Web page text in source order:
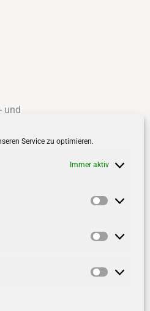
Service zu optimieren.
Immer aktiv
und